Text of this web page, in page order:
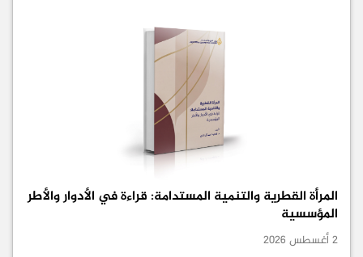
المرأة القطرية والتنمية المستدامة: قراءة في الأدوار والأطر
المؤسسية
2 أغسطس 2026